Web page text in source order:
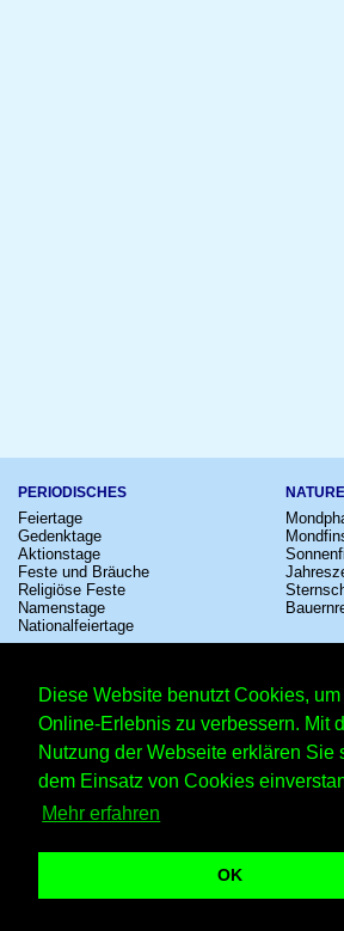
Diese Website benutzt Cookies, um
Online-Erlebnis zu verbessern. Mit
Nutzung der Webseite erklären Sie
dem Einsatz von Cookies
Mehr erfahren
OK
PERIODISCHES
Feiertage
Gedenktage
Aktionstage
Feste und Bräuche
Religiöse Feste
Namenstage
Nationalfeiertage
Konzerte
Kinostarts
Festivals
Fußball
Comedy
Shows
Messen
Startseite–Kalender–Lexikon–App–
Datenschutzhinweis
Tag des Toilettenpapiers – Copyright ©